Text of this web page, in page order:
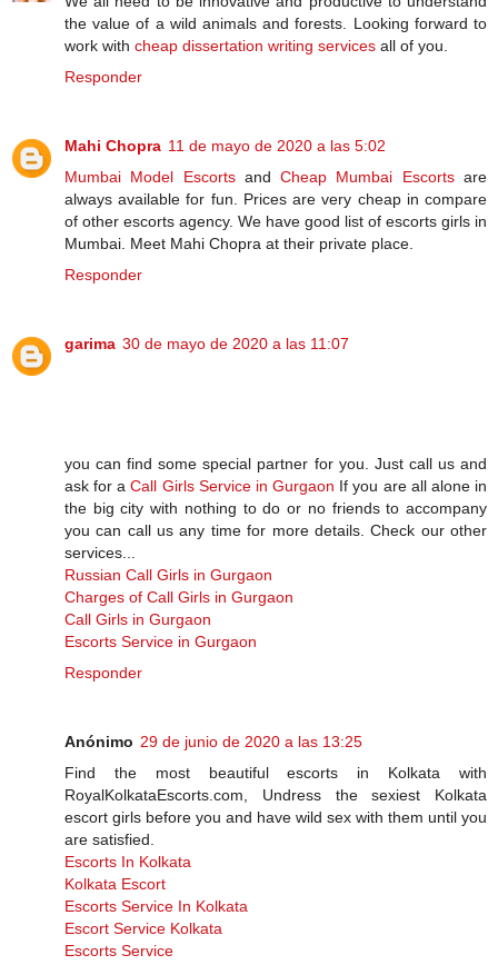
the value of a wild animals and forests. Looking forward to
work with cheap dissertation writing services all of you.
Responder
Mahi Chopra 11 de mayo de 2020 a las 5:02
Mumbai Model EscortsandCheap Mumbai Escortsare
always available for fun. Prices are very cheap in compare
of other escorts agency. We have good list of escorts girls in
Mumbai. Meet Mahi Chopra at their private place.
Responder
garima 30 de mayo de 2020 a las 11:07
you can find some special partner for you. Just call us and
ask for aCall Girls Service in Gurgaon If you are all alone in
the big city with nothing to do or no friends to accompany
you can call us any time for more details. Check our other
services...
Russian Call Girls in Gurgaon
Charges of Call Girls in Gurgaon
Call Girls in Gurgaon
Escorts Service in Gurgaon
Responder
Anónimo 29 de junio de 2020 a las 13:25
Find the most beautiful escorts in Kolkata with
RoyalKolkataEscorts.com, Undress the sexiest Kolkata
escort girls before you and have wild sex with them until you
are satisfied.
Escorts In Kolkata
Kolkata Escort
Escorts Service In Kolkata
Escort Service Kolkata
Escorts Service